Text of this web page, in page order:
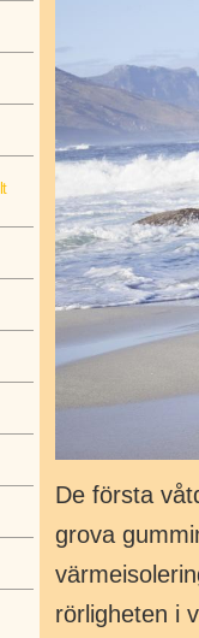
De första
grova
rörligheten i